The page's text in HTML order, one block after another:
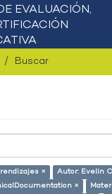
Buscar
×
Autor: Evelin
×